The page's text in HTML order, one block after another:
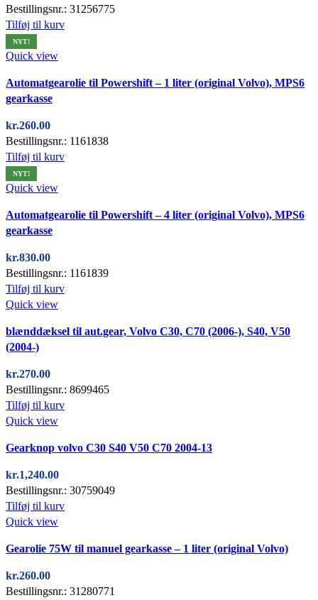
Bestillingsnr.: 31256775
Tilføj til kurv
NYT!
Quick view
Automatgearolie til Powershift – 1 liter (original Volvo), MPS6
gearkasse
kr.260.00
Bestillingsnr.: 1161838
Tilføj til kurv
NYT!
Quick view
Automatgearolie til Powershift – 4 liter (original Volvo), MPS6
gearkasse
kr.830.00
Bestillingsnr.: 1161839
Tilføj til kurv
Quick view
blænddæksel til aut.gear, Volvo C30, C70 (2006-), S40, V50
(2004-)
kr.270.00
Bestillingsnr.: 8699465
Tilføj til kurv
Quick view
Gearknop volvo C30 S40 V50 C70 2004-13
kr.1,240.00
Bestillingsnr.: 30759049
Tilføj til kurv
Quick view
Gearolie 75W til manuel gearkasse – 1 liter (original Volvo)
kr.260.00
Bestillingsnr.: 31280771